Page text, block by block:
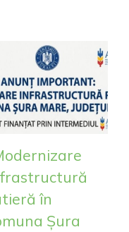
în
Șura